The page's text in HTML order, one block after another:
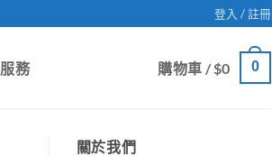
登入 / 註冊
務 購物車 /$0 0
關於我們